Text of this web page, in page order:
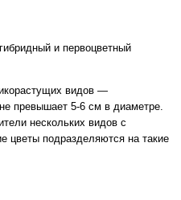
и первоцветный
видов —
превышает 5-6 см в диаметре.
нескольких видов с
цветы подразделяются на такие